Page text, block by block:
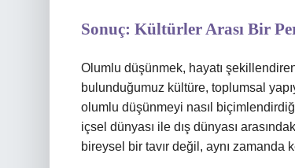
Sonuç: Kültürler Arası Bir
Olumlu düşünmek, hayatı
bulunduğumuz kültüre, toplumsal
olumlu düşünmeyi nasıl
içsel dünyası ile dış dünyası
bireysel bir tavır değil, aynı